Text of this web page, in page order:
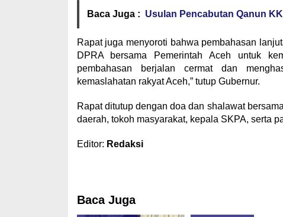
Baca Juga : Usulan Pencabutan Qanun
Rapat juga menyoroti bahwa pembahasan
DPRA bersama Pemerintah Aceh untuk
pembahasan berjalan cermat dan
kemaslahatan rakyat Aceh,” tutup Gubernur.
Rapat ditutup dengan doa dan shalawat
daerah, tokoh masyarakat, kepala SKPA, serta
Editor: Redaksi
Baca Juga